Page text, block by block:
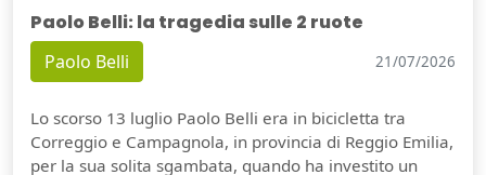
Paolo Belli: la tragedia sulle 2 ruote
Paolo Belli 21/07/2026
Lo scorso 13 luglio Paolo Belli era in bicicletta tra
Correggio e Campagnola, in provincia di Reggio Emilia,
per la sua solita sgambata, quando ha investito un